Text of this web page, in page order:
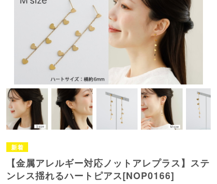
【金属アレルギー対応ノットアレプラス】ステ
ンレス揺れるハートピアス[NOP0166]